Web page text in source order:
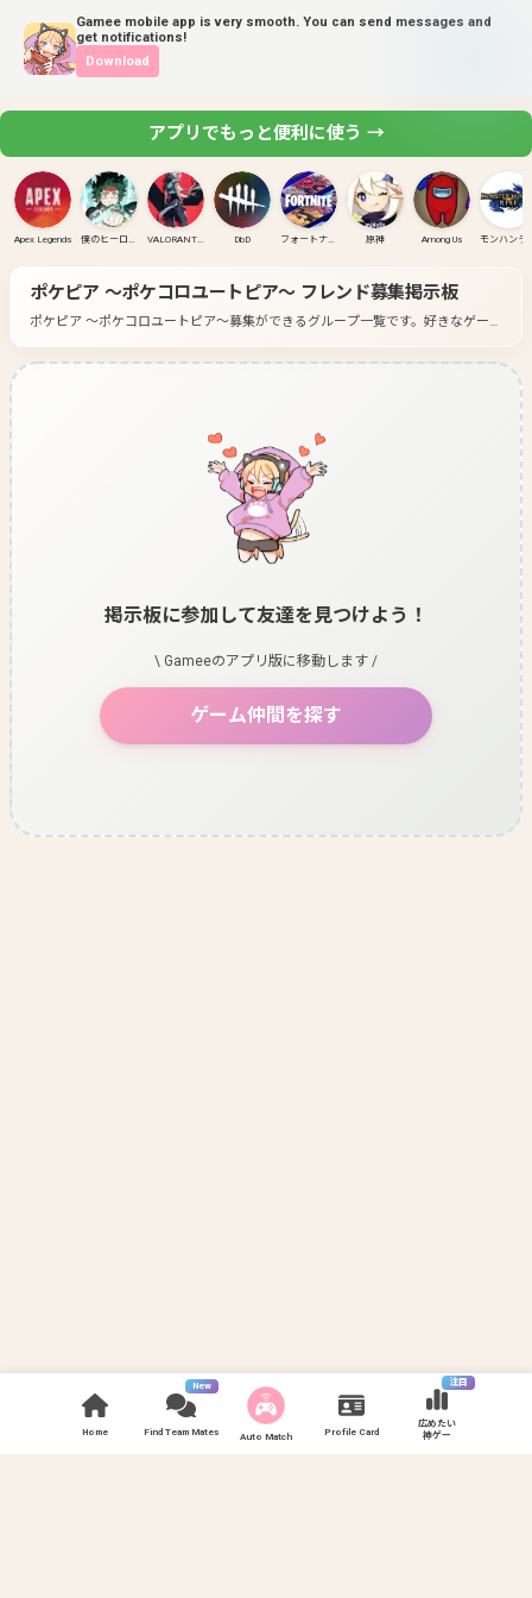
Gamee mobile app is very smooth. You can send messages and
get notifications!
Download
Home
New
Find Team Mates Auto Match Profile Card
注目
広めたい
神ゲー
アプリでもっと便利に使う →
Apex Legends 僕のヒーローアカデミア ULTRA RUMBLE VALORANT(PC) DbD フォートナイト 原神 Among Us
ポケピア ～ポケコロユートピア～ フレンド募集掲示板
ポケピア ～ポケコロユートピア～募集ができるグループ一覧です。 好きなゲーム
掲示板に参加して友達を見つけよう！
\ Gameeのアプリ版に移動します /
ゲーム仲間を探す